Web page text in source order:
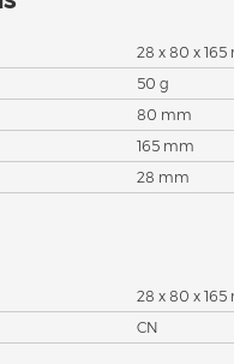
28 x 80 x 165
50 g
80 mm
165 mm
28 mm
28 x 80 x 165
CN